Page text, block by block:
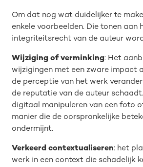
Om dat nog wat duidelijker te
enkele voorbeelden. Die tonen aan
integriteitsrecht van de auteur
Wijziging of verminking: Het
wijzigingen met een zware impact
de perceptie van het werk
de reputatie van de auteur
digitaal manipuleren van een foto
manier die de oorspronkelijke
ondermijnt.
Verkeerd contextualiseren: het
werk in een context die schadelijk